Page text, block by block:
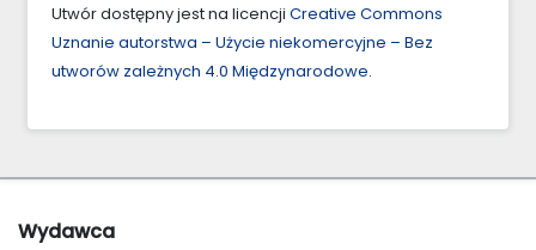
Utwór dostępny jest na licencji Creative Commons
Uznanie autorstwa – Użycie niekomercyjne – Bez
utworów zależnych 4.0 Międzynarodowe.
Wydawca